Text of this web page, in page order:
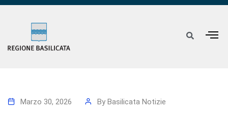
Marzo 30, 2026 By Basilicata Notizie